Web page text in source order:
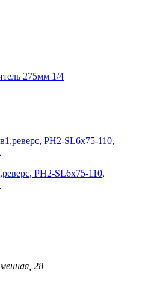
275мм 1/4
РН2-SL6х75-110,
28